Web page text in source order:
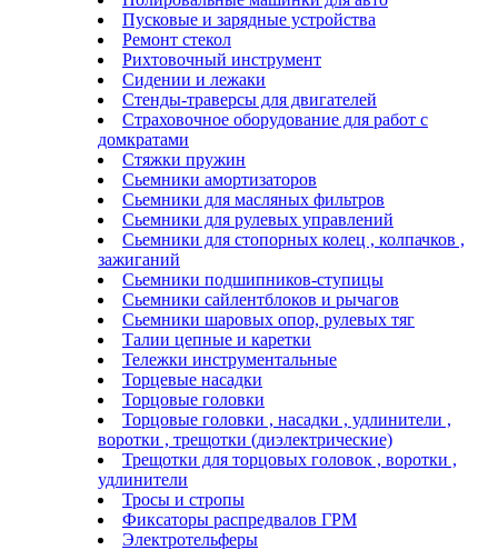
Пусковые и зарядные устройства
Ремонт стекол
Рихтовочный инструмент
Сидении и лежаки
Стенды-траверсы для двигателей
Страховочное оборудование для работ с
домкратами
Стяжки пружин
Сьемники амортизаторов
Сьемники для масляных фильтров
Сьемники для рулевых управлений
Сьемники для стопорных колец , колпачков ,
зажиганий
Сьемники подшипников-ступицы
Сьемники сайлентблоков и рычагов
Сьемники шаровых опор, рулевых тяг
Талии цепные и каретки
Тележки инструментальные
Торцевые насадки
Торцовые головки
Торцовые головки , насадки , удлинители ,
воротки , трещотки (диэлектрические)
Трещотки для торцовых головок , воротки ,
удлинители
Тросы и стропы
Фиксаторы распредвалов ГРМ
Электротельферы